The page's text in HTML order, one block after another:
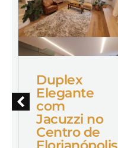
Duplex
Elegante
com
Jacuzzi no
Centro de